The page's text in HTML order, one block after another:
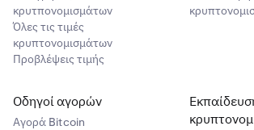
κρυτπονομισμάτων
Όλες τις τιμές
κρυπτονομισμάτων
Προβλέψεις τιμής
Οδηγοί αγορών
Αγορά Bitcoin